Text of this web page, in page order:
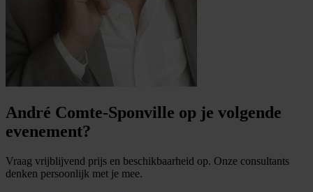
André Comte-Sponville op je volgende
evenement?
Vraag vrijblijvend prijs en beschikbaarheid op. Onze consultants
denken persoonlijk met je mee.